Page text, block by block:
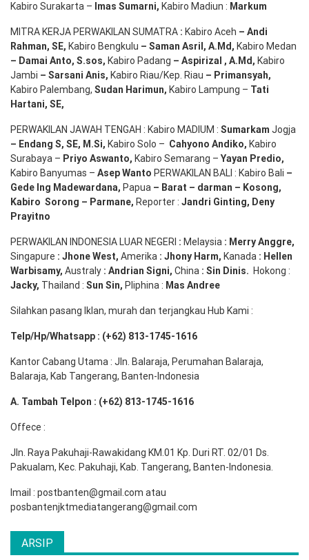
Kabiro Surakarta – Imas Sumarni, Kabiro Madiun : Markum
MITRA KERJA PERWAKILAN SUMATRA : Kabiro Aceh – Andi
Rahman, SE, Kabiro Bengkulu – Saman Asril , A.Md , Kabiro Medan
– Damai Anto, S.sos, Kabiro Padang – Aspirizal , A.Md , Kabiro
Jambi – Sarsani Anis, Kabiro Riau/Kep. Riau – Primansyah,
Kabiro Palembang, Sudan Harimun, Kabiro Lampung – Tati
Hartani, SE,
PERWAKILAN JAWAH TENGAH : Kabiro MADIUM : Sumarkam Jogja
– Endang S, SE, M.Si, Kabiro Solo – Cahyono Andiko, Kabiro
Surabaya – Priyo Aswanto, Kabiro Semarang – Yayan Predio,
Kabiro Banyumas – AsepWanto PERWAKILAN BALI : Kabiro Bali –
Gede Ing Madewardana, Papua – Barat – darman – Kosong,
Kabiro Sorong – Parmane, Reporter : Jandri Ginting, Deny
Prayitno
PERWAKILAN INDONESIA LUAR NEGERI : Melaysia : MerryAnggre,
Singapure : JhoneWest, Amerika : Jhony Harm, Kanada : Hellen
Warbisamy, Australy : Andrian Signi, China : Sin Dinis. Hokong :
Jacky, Thailand : Sun Sin, Pliphina : Mas Andree
Silahkan pasang Iklan, murah dan terjangkau Hub Kami :
Telp/Hp/Whatsapp : (+62) 813-1745-1616
Kantor Cabang Utama : Jln. Balaraja, Perumahan Balaraja,
Balaraja, Kab Tangerang, Banten-Indonesia
A. Tambah Telpon : (+62) 813-1745-1616
Offece :
Jln. Raya Pakuhaji-Rawakidang KM.01 Kp. Duri RT. 02/01 Ds.
Pakualam, Kec. Pakuhaji, Kab. Tangerang, Banten-Indonesia.
Imail : postbanten@gmail.com atau
posbantenjktmediatangerang@gmail.com
ARSIP